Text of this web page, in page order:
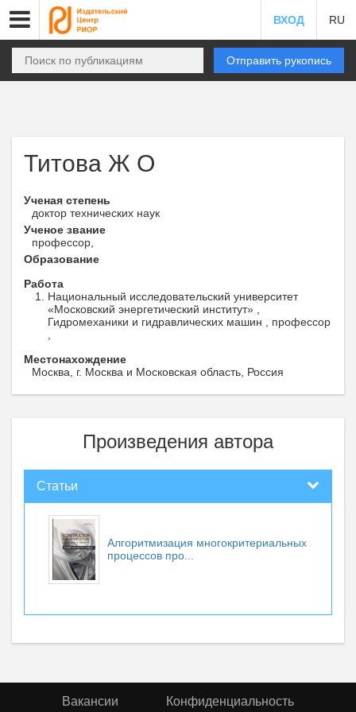
ВХОД RU
Отправить рукопись
Титова Ж О
Ученая степень
доктор технических наук
Ученое звание
профессор,
Образование
Работа
Национальный исследовательский университет
«Московский энергетический институт» ,
Гидромеханики и гидравлических машин , профессор
Местонахождение
Москва, г. Москва и Московская область, Россия
Произведения автора
Статьи
Алгоритмизация многокритериальных
процессов про...
Вакансии Конфиденциальность